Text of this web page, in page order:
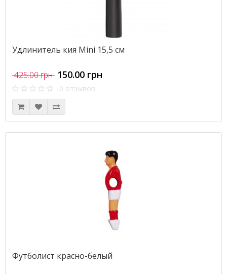
Удлинитель кия Mini 15,5 см
425.00 грн 150.00 грн
0 отзывов
Футболист красно-белый